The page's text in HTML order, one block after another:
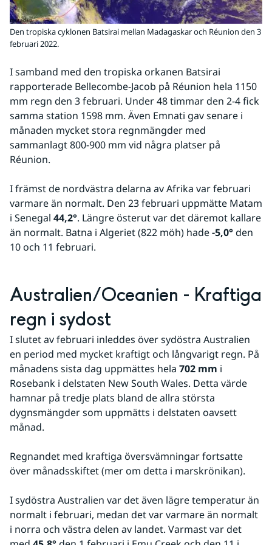
Den tropiska cyklonen Batsirai mellan Madagaskar och Réunion den 3
februari 2022.
I samband med den tropiska orkanen Batsirai
rapporterade Bellecombe-Jacob på Réunion hela 1150
mm regn den 3 februari. Under 48 timmar den 2-4 fick
samma station 1598 mm. Även Emnati gav senare i
månaden mycket stora regnmängder med
sammanlagt 800-900 mm vid några platser på
Réunion.
I främst de nordvästra delarna av Afrika var februari
varmare än normalt. Den 23 februari uppmätte Matam
i Senegal 44,2°. Längre österut var det däremot kallare
än normalt. Batna i Algeriet (822 möh) hade -5,0° den
10 och 11 februari.
Australien/Oceanien - Kraftiga
regn i sydost
I slutet av februari inleddes över sydöstra Australien
en period med mycket kraftigt och långvarigt regn. På
månadens sista dag uppmättes hela 702 mm i
Rosebank i delstaten New South Wales. Detta värde
hamnar på tredje plats bland de allra största
dygnsmängder som uppmätts i delstaten oavsett
månad.
Regnandet med kraftiga översvämningar fortsatte
över månadsskiftet (mer om detta i marskrönikan).
I sydöstra Australien var det även lägre temperatur än
normalt i februari, medan det var varmare än normalt
i norra och västra delen av landet. Varmast var det